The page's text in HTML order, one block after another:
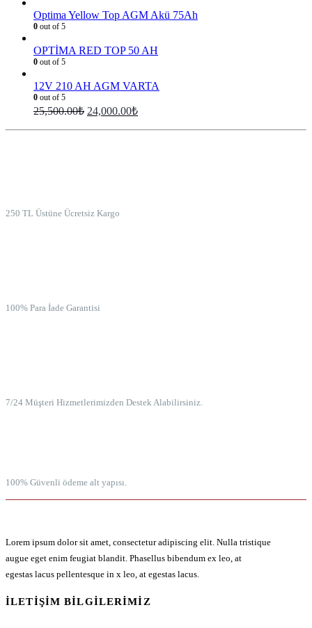
Optima Yellow Top AGM Akü 75Ah
0 out of 5
OPTİMA RED TOP 50 AH
0 out of 5
12V 210 AH AGM VARTA
0 out of 5
25,500.00₺ 24,000.00₺
250 TL Üstüne Ücretsiz Kargo
100% Para İade Garantisi
7/24 Müşteri Hizmetlerimizden Destek Alabilirsiniz.
100% Güvenli ödeme alt yapısı.
Lorem ipsum dolor sit amet, consectetur adipiscing elit. Nulla tristique
augue eget enim feugiat blandit. Phasellus bibendum ex leo, at
egestas lacus pellentesque in x leo, at egestas lacus.
İLETIŞIM BILGILERIMIZ